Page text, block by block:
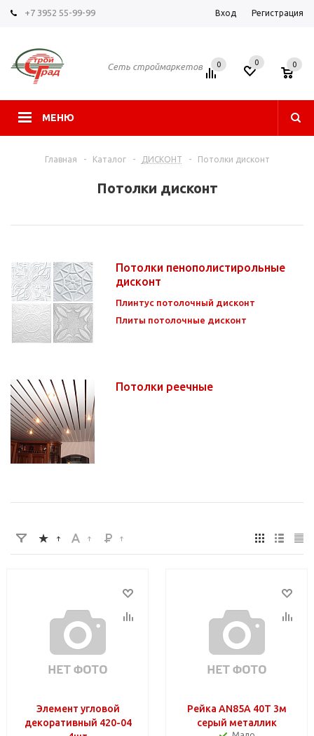
+7 3952 55-99-99 Вход Регистрация
Сеть строймаркетов
МЕНЮ
0 0 0
Главная - Каталог - ДИСКОНТ - Потолки дисконт
Потолки дисконт
Потолки пенополистирольные
дисконт
Плинтус потолочный дисконт
Плиты потолочные дисконт
Потолки реечные
Элемент угловой
декоративный 420-04
Рейка AN85А 40Т 3м
серый металлик